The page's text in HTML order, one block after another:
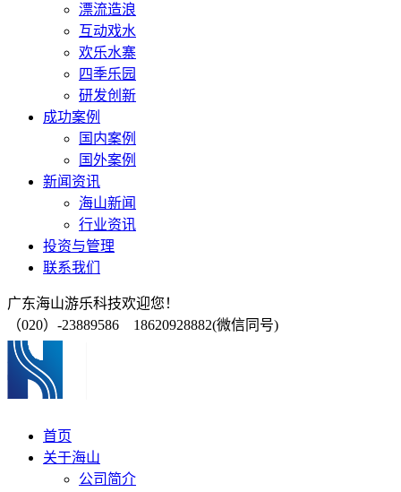
漂流造浪
互动戏水
欢乐水寨
四季乐园
研发创新
成功案例
国内案例
国外案例
新闻资讯
海山新闻
行业资讯
投资与管理
联系我们
广东海山游乐科技欢迎您！
（020）-23889586 18620928882(微信同号)
首页
关于海山
公司简介